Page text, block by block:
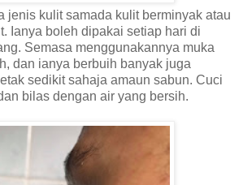
jenis kulit samada kulit berminyak atau
Ianya boleh dipakai setiap hari di
Semasa menggunakannya muka
dan ianya berbuih banyak juga
sedikit sahaja amaun sabun. Cuci
bilas dengan air yang bersih.